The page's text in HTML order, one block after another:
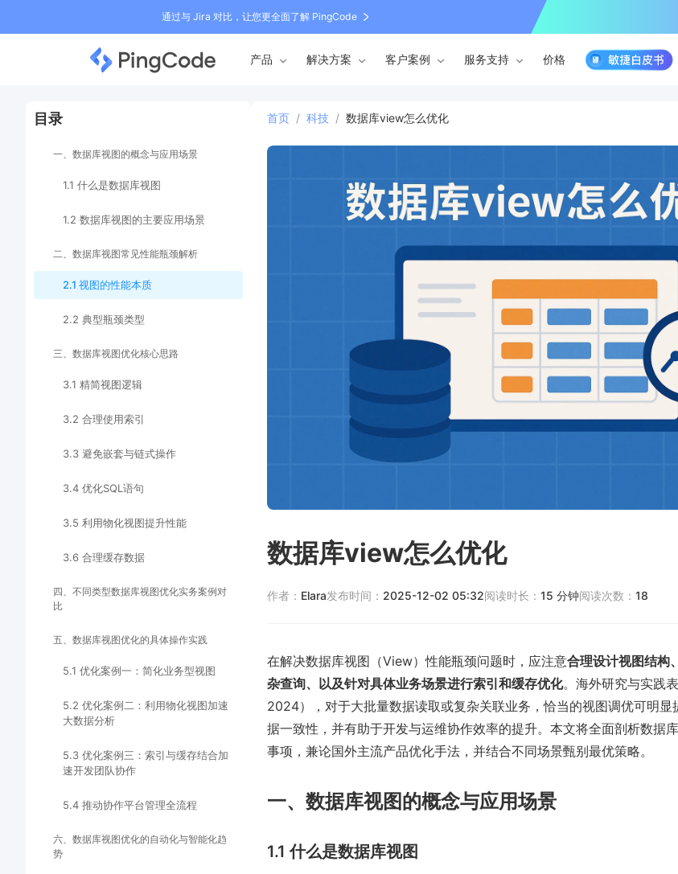
通过与 Jira 对比，让您更全面了解 PingCode
产品 解决方案 客户案例 服务支持 价格
目录
一、数据库视图的概念与应用场景
1.1 什么是数据库视图
1.2 数据库视图的主要应用场景
二、数据库视图常见性能瓶颈解析
2.1 视图的性能本质
2.2 典型瓶颈类型
三、数据库视图优化核心思路
3.1 精简视图逻辑
3.2 合理使用索引
3.3 避免嵌套与链式操作
3.4 优化SQL语句
3.5 利用物化视图提升性能
3.6 合理缓存数据
四、不同类型数据库视图优化实务案例对
比
五、数据库视图优化的具体操作实践
5.1 优化案例一：简化业务型视图
5.2 优化案例二：利用物化视图加速
大数据分析
5.3 优化案例三：索引与缓存结合加
速开发团队协作
5.4 推动协作平台管理全流程
六、数据库视图优化的自动化与智能化趋
势
首页 / 科技 / 数据库view怎么优化
数据库view怎么优化
作者： Elara发布时间： 2025-12-02 05:32阅读时长： 15 分钟阅读次数： 18
在解决数据库视图（View）性能瓶颈问题时，应注意合理设计视图结构
杂查询、以及针对具体业务场景进行索引和缓存优化。海外研究与实践
2024），对于大批量数据读取或复杂关联业务，恰当的视图调优可明显
据一致性，并有助于开发与运维协作效率的提升。本文将全面剖析数据
事项，兼论国外主流产品优化手法，并结合不同场景甄别最优策略。
一、数据库视图的概念与应用场景
1.1 什么是数据库视图